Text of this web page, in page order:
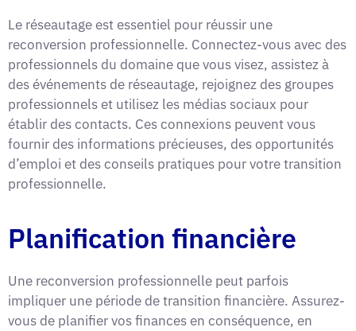
Le réseautage est essentiel pour réussir une
reconversion professionnelle. Connectez-vous avec des
professionnels du domaine que vous visez, assistez à
des événements de réseautage, rejoignez des groupes
professionnels et utilisez les médias sociaux pour
établir des contacts. Ces connexions peuvent vous
fournir des informations précieuses, des opportunités
d’emploi et des conseils pratiques pour votre transition
professionnelle.
Planification financière
Une reconversion professionnelle peut parfois
impliquer une période de transition financière. Assurez-
vous de planifier vos finances en conséquence, en